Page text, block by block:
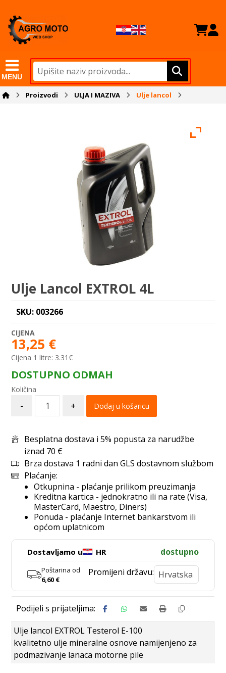
MENU
Proizvodi ULJA I MAZIVA Ulje lancol
Ulje Lancol EXTROL 4L
SKU: 003266
13,25 €
Cijena 1 litre: 3.31€
DOSTUPNO ODMAH
- + Dodaj u košaricu
Besplatna dostava i 5% popusta za narudžbe
iznad 70 €
Brza dostava 1 radni dan GLS dostavnom službom
Plaćanje:
Otkupnina - plaćanje prilikom preuzimanja
Kreditna kartica - jednokratno ili na rate (Visa,
MasterCard, Maestro, Diners)
Ponuda - plaćanje Internet bankarstvom ili
općom uplatnicom
Dostavljamo u HR dostupno
Poštarina od
6,60 €
Promijeni državu:
Ulje lancol EXTROL Testerol E-100
kvalitetno ulje mineralne osnove namijenjeno za
podmazivanje lanaca motorne pile